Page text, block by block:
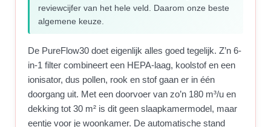
reviewcijfer van het hele veld. Daarom onze beste
algemene keuze.
De PureFlow30 doet eigenlijk alles goed tegelijk. Z’n 6-
in-1 filter combineert een HEPA-laag, koolstof en een
ionisator, dus pollen, rook en stof gaan er in één
doorgang uit. Met een doorvoer van zo’n 180 m³/u en
dekking tot 30 m² is dit geen slaapkamermodel, maar
eentje voor je woonkamer. De automatische stand